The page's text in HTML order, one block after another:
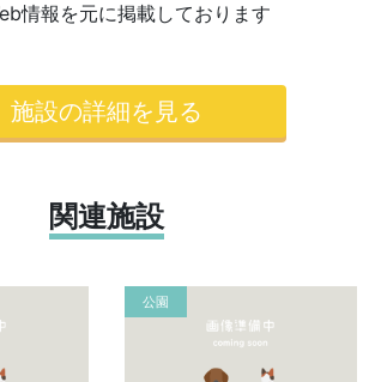
情報を元に掲載しております
施設の詳細を見る
関連施設
公園